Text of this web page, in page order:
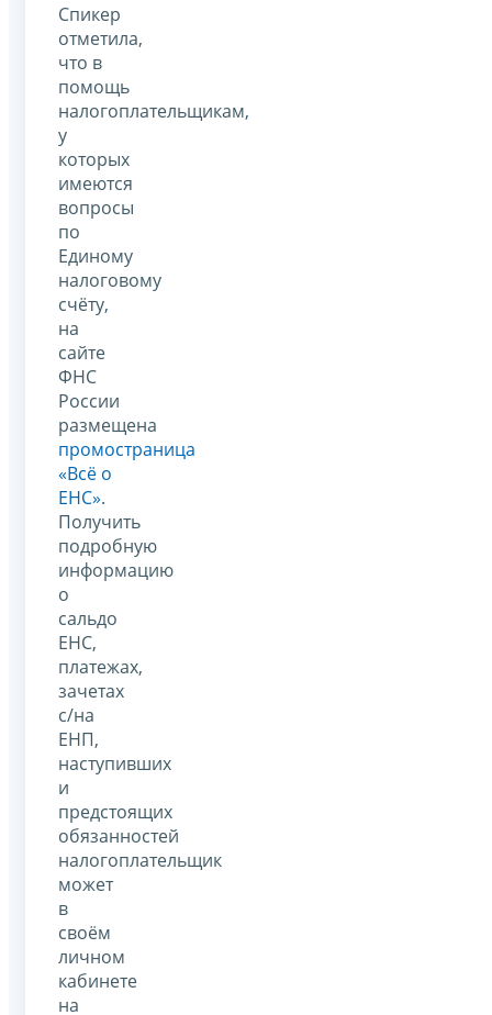
Спикер
отметила,
что в
помощь
налогоплательщикам,
у
которых
имеются
вопросы
по
Единому
налоговому
счёту,
на
сайте
ФНС
России
размещена
промостраница
«Всё о
ЕНС».
Получить
подробную
информацию
о
сальдо
ЕНС,
платежах,
зачетах
с/на
ЕНП,
наступивших
и
предстоящих
обязанностей
налогоплательщик
может
в
своём
личном
кабинете
на